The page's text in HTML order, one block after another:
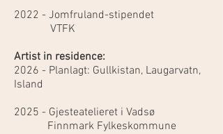
2022 - Jomfruland-stipendet
VTFK
Artist in residence:
2026 - Planlagt: Gullkistan, Laugarvatn,
Island
2025 - Gjesteatelieret i Vadsø
Finnmark Fylkeskommune